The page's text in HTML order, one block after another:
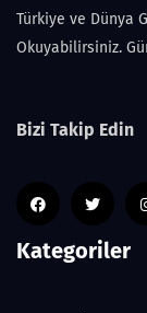
Türkiye ve Dünya
Okuyabilirsiniz.
Bizi Takip Edin
Kategoriler